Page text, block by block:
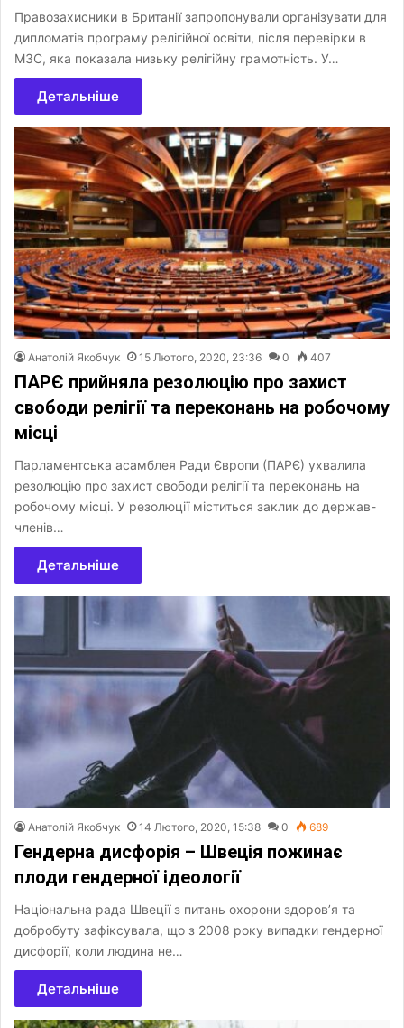
Правозахисники в Британії запропонували організувати для
дипломатів програму релігійної освіти, після перевірки в
МЗС, яка показала низьку релігійну грамотність. У…
Детальніше
Анатолій Якобчук 15 Лютого, 2020, 23:36 0 407
ПАРЄ прийняла резолюцію про захист
свободи релігії та переконань на робочому
місці
Парламентська асамблея Ради Європи (ПАРЄ) ухвалила
резолюцію про захист свободи релігії та переконань на
робочому місці. У резолюції міститься заклик до держав-
членів…
Детальніше
Анатолій Якобчук 14 Лютого, 2020, 15:38 0 689
Гендерна дисфорія – Швеція пожинає
плоди гендерної ідеології
Національна рада Швеції з питань охорони здоров’я та
добробуту зафіксувала, що з 2008 року випадки гендерної
дисфорії, коли людина не…
Детальніше